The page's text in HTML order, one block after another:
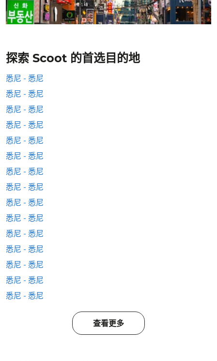
探索 Scoot 的首选目的地
悉尼 - 悉尼
悉尼 - 悉尼
悉尼 - 悉尼
悉尼 - 悉尼
悉尼 - 悉尼
悉尼 - 悉尼
悉尼 - 悉尼
悉尼 - 悉尼
悉尼 - 悉尼
悉尼 - 悉尼
悉尼 - 悉尼
悉尼 - 悉尼
悉尼 - 悉尼
悉尼 - 悉尼
悉尼 - 悉尼
查看更多